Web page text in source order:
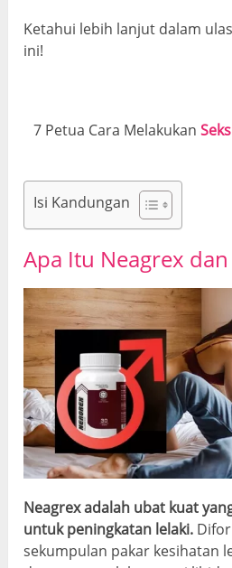
Ketahui lebih lanjut dalam
ini!
7 Petua Cara Melakukan
Isi Kandungan
Apa Itu Neagrex
Neagrex adalah ubat kuat
untuk peningkatan lelaki.
sekumpulan pakar kesihatan